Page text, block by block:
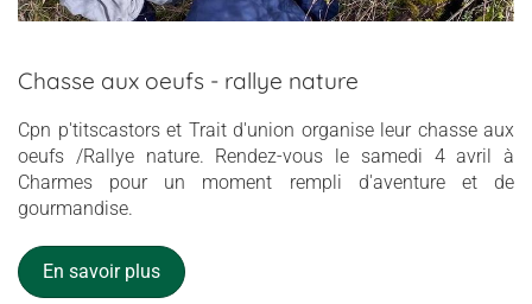
Chasse aux oeufs - rallye nature
Cpn p'titscastors et Trait d'union organise leur chasse aux
oeufs /Rallye nature. Rendez-vous le samedi 4 avril à
Charmes pour un moment rempli d'aventure et de
gourmandise.
En savoir plus